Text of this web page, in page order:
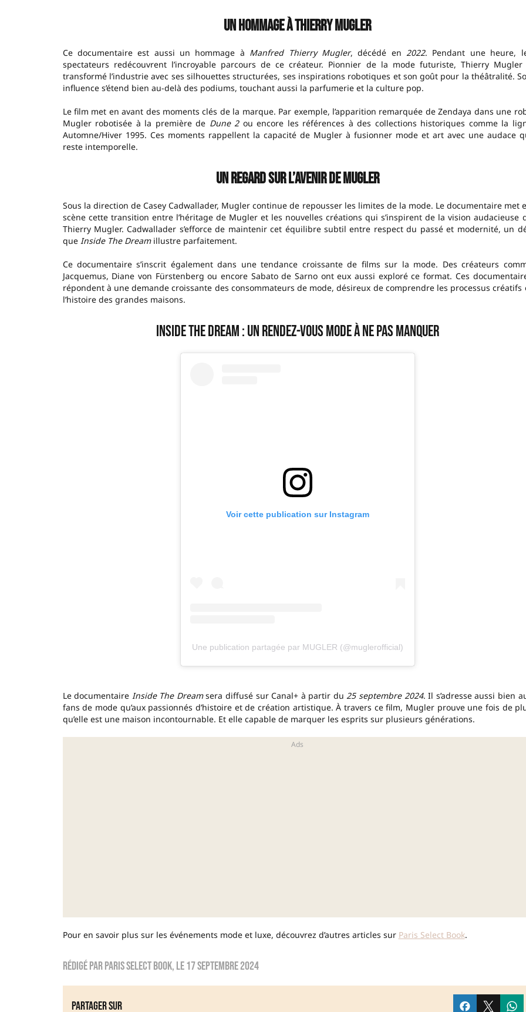
Un hommage à Thierry Mugler
Ce documentaire est aussi un hommage à Manfred Thierry Mugler, décédé en 2022. Pendant une heure,
spectateurs redécouvrent l’incroyable parcours de ce créateur. Pionnier de la mode futuriste, Thierry Mugler
transformé l’industrie avec ses silhouettes structurées, ses inspirations robotiques et son goût pour la théâtralité.
influence s’étend bien au-delà des podiums, touchant aussi la parfumerie et la culture pop.
Le film met en avant des moments clés de la marque. Par exemple, l’apparition remarquée de Zendaya dans une
Mugler robotisée à la première de Dune 2ou encore les références à des collections historiques comme la
Automne/Hiver 1995. Ces moments rappellent la capacité de Mugler à fusionner mode et art avec une audace
reste intemporelle.
Un regard sur l’avenir de Mugler
Sous la direction de Casey Cadwallader, Mugler continue de repousser les limites de la mode. Le documentaire met
scène cette transition entre l’héritage de Mugler et les nouvelles créations qui s’inspirent de la vision audacieuse
Thierry Mugler. Cadwallader s’efforce de maintenir cet équilibre subtil entre respect du passé et modernité, un
que Inside The Dreamillustre parfaitement.
Ce documentaire s’inscrit également dans une tendance croissante de films sur la mode. Des créateurs
Jacquemus, Diane von Fürstenberg ou encore Sabato de Sarno ont eux aussi exploré ce format. Ces
répondent à une demande croissante des consommateurs de mode, désireux de comprendre les processus créatifs
l’histoire des grandes maisons.
Inside The Dream : un rendez-vous mode à ne pas manquer
Voir cette publication sur Instagram
Une publication partagée par MUGLER (@muglerofficial)
Le documentaire Inside The Dreamsera diffusé sur Canal+ à partir du25 septembre 2024. Il s’adresse aussi bien
fans de mode qu’aux passionnés d’histoire et de création artistique. À travers ce film, Mugler prouve une fois de
qu’elle est une maison incontournable. Et elle capable de marquer les esprits sur plusieurs générations.
Pour en savoir plus sur les événements mode et luxe, découvrez d’autres articles sur Paris Select Book.
Rédigé parParis Select Book, le17 septembre 2024
Partager sur